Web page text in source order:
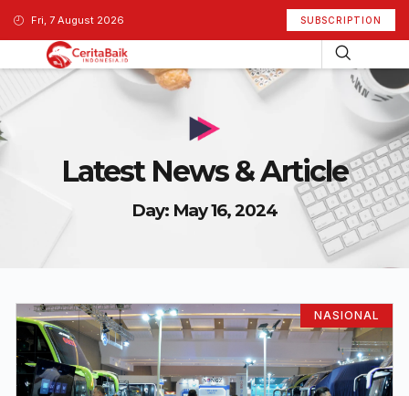
Fri, 7 August 2026 SUBSCRIPTION
Latest News & Article
Day: May 16, 2024
NASIONAL